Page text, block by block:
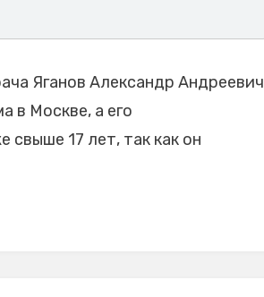
Яганов Александр Андреевич
в Москве, а его
17 лет, так как он